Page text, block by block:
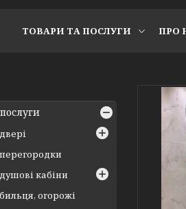
ТОВАРИ ТА ПОСЛУГИ ПРО
кабіни
огорожі